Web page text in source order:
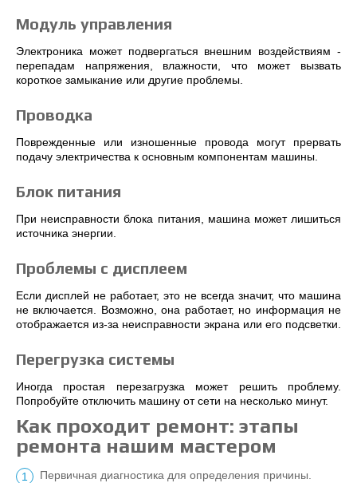
Модуль управления
Электроника может подвергаться внешним воздействиям -
перепадам напряжения, влажности, что может вызвать
короткое замыкание или другие проблемы.
Проводка
Поврежденные или изношенные провода могут прервать
подачу электричества к основным компонентам машины.
Блок питания
При неисправности блока питания, машина может лишиться
источника энергии.
Проблемы с дисплеем
Если дисплей не работает, это не всегда значит, что машина
не включается. Возможно, она работает, но информация не
отображается из-за неисправности экрана или его подсветки.
Перегрузка системы
Иногда простая перезагрузка может решить проблему.
Попробуйте отключить машину от сети на несколько минут.
Как проходит ремонт: этапы
ремонта нашим мастером
Первичная диагностика для определения причины.